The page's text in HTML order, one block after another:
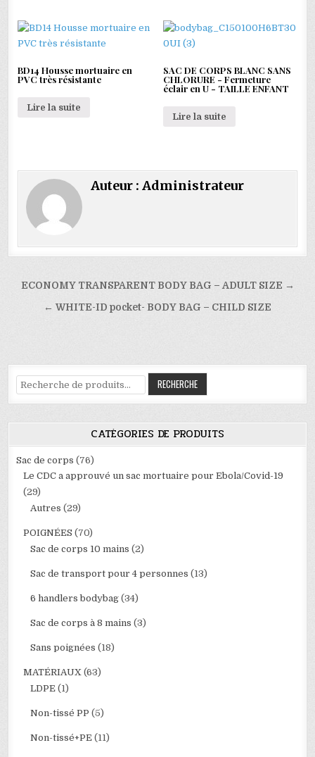
BD14 Housse mortuaire en
PVC très résistante
Lire la suite
SAC DE CORPS BLANC SANS
CHLORURE - Fermeture
éclair en U - TAILLE ENFANT
Lire la suite
Auteur :Administrateur
Navigation
ECONOMY TRANSPARENT BODY BAG – ADULT SIZE →
← WHITE-ID pocket- BODY BAG – CHILD SIZE
Recherche
pour :
RECHERCHE
CATÉGORIES DE PRODUITS
Sac de corps (76)
Le CDC a approuvé un sac mortuaire pour Ebola/Covid-19
(29)
Autres (29)
POIGNÉES (70)
Sac de corps 10 mains (2)
Sac de transport pour 4 personnes (13)
6 handlers bodybag (34)
Sac de corps à 8 mains (3)
Sans poignées (18)
MATÉRIAUX (63)
LDPE (1)
Non-tissé PP (5)
Non-tissé+PE (11)